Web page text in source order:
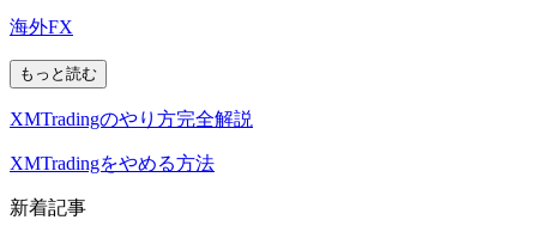
海外FX
もっと読む
XMTradingのやり方完全解説
XMTradingをやめる方法
新着記事